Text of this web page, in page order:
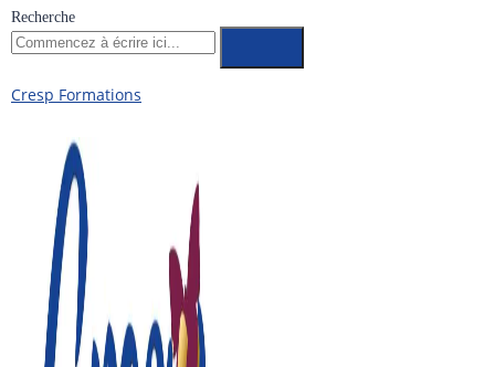
Recherche
Cresp Formations